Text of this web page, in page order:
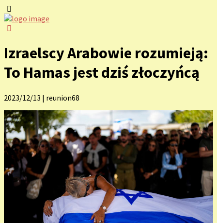
Izraelscy Arabowie rozumieją:
To Hamas jest dziś złoczyńcą
2023/12/13 | reunion68